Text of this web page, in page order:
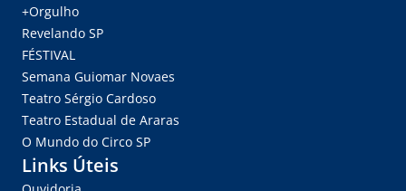
+Orgulho
Revelando SP
FÉSTIVAL
Semana Guiomar Novaes
Teatro Sérgio Cardoso
Teatro Estadual de Araras
O Mundo do Circo SP
Links Úteis